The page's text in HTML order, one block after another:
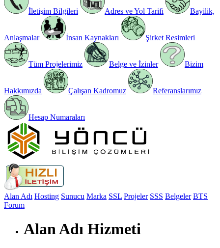
İletişim Bilgileri Adres ve Yol Tarifi Bayilik,
Anlaşmalar İnsan Kaynakları Şirket Resimleri
Tüm Projelerimiz Belge ve İzinler Bizim
Hakkımızda Çalışan Kadromuz Referanslarımız
Hesap Numaraları
Alan Adı Hosting Sunucu Marka SSL Projeler SSS Belgeler BTS
Forum
Alan Adı Hizmeti